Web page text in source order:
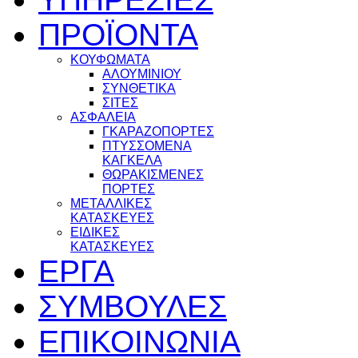
ΠΡΟΪΟΝΤΑ
ΚΟΥΦΩΜΑΤΑ
ΑΛΟΥΜΙΝΙΟΥ
ΣΥΝΘΕΤΙΚΑ
ΣΙΤΕΣ
ΑΣΦΑΛΕΙΑ
ΓΚΑΡΑΖΟΠΟΡΤΕΣ
ΠΤΥΣΣΟΜΕΝΑ
ΚΑΓΚΕΛΑ
ΘΩΡΑΚΙΣΜΕΝΕΣ
ΠΟΡΤΕΣ
ΜΕΤΑΛΛΙΚΕΣ
ΚΑΤΑΣΚΕΥΕΣ
ΕΙΔΙΚΕΣ
ΚΑΤΑΣΚΕΥΕΣ
ΕΡΓΑ
ΣΥΜΒΟΥΛΕΣ
ΕΠΙΚΟΙΝΩΝΙΑ